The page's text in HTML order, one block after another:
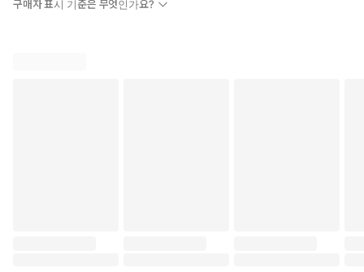
구매자 표시 기준은 무엇인가요?